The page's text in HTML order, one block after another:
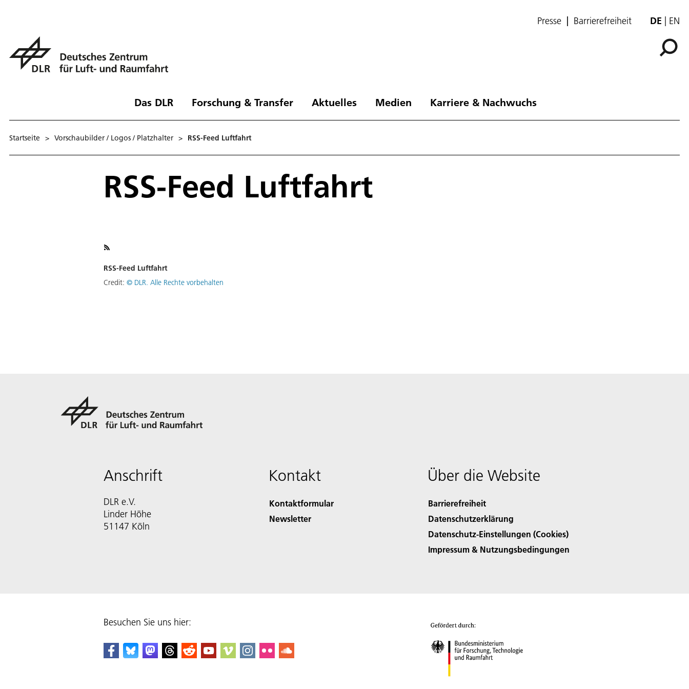
Presse Barrierefreiheit DE EN
Das DLR Forschung & Transfer Aktuelles Medien Karriere & Nachwuchs
Startseite > Vorschaubilder / Logos / Platzhalter > RSS-Feed Luftfahrt
RSS-Feed Luftfahrt
RSS-Feed Luftfahrt
Credit: © DLR. Alle Rechte vorbehalten
Anschrift
DLR e.V.
Linder Höhe
51147 Köln
Kontakt
Kontaktformular
Newsletter
Über die Website
Barrierefreiheit
Datenschutzerklärung
Datenschutz-Einstellungen (Cookies)
Impressum & Nutzungsbedingungen
Besuchen Sie uns hier: